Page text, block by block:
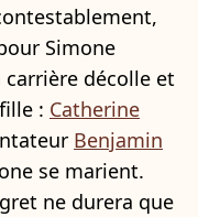
Simone
carrière décolle et
: Catherine
Benjamin
se marient.
ne durera que